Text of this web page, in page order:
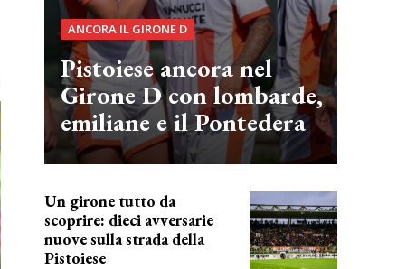
ANCORA IL GIRONE D
Pistoiese ancora nel
Girone D con lombarde,
emiliane e il Pontedera
Un girone tutto da
scoprire: dieci avversarie
nuove sulla strada della
Pistoiese